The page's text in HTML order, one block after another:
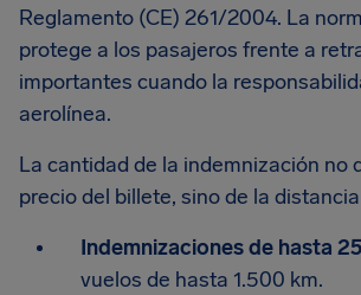
Reglamento (CE) 261/2004. La
protege a los pasajeros frente a
importantes cuando la
aerolínea.
La cantidad de la indemnización no
precio del billete, sino de la
Indemnizaciones de hasta
vuelos de hasta 1.500 km.